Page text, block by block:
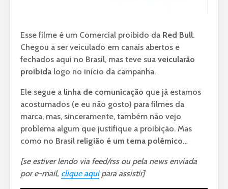
Esse filme é um Comercial proibido da Red Bull.
Chegou a ser veiculado em canais abertos e
fechados aqui no Brasil, mas teve sua veicularão
proibida logo no início da campanha.
Ele segue a linha de comunicação que já estamos
acostumados (e eu não gosto) para filmes da
marca, mas, sinceramente, também não vejo
problema algum que justifique a proibição. Mas
como no Brasil religião é um tema polêmico…
[se estiver lendo via feed/rss ou pela news enviada
por e-mail, clique aquipara assistir]